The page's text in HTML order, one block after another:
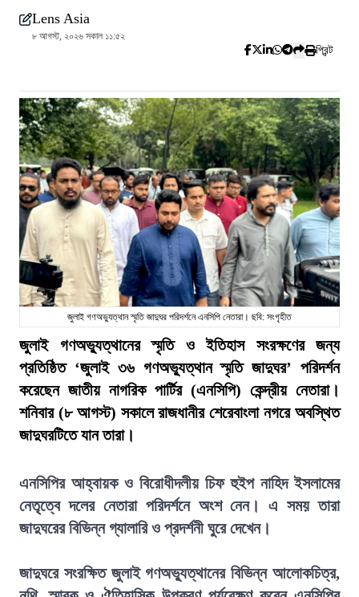
Lens Asia
৮ আগস্ট, ২০২৬ সকাল ১১:৫২
প্রিন্ট
জুলাই গণঅভ্যুত্থান স্মৃতি জাদুঘর পরিদর্শনে এনসিপি নেতারা। ছবি: সংগৃহীত
জুলাই গণঅভ্যুত্থানের স্মৃতি ও ইতিহাস সংরক্ষণের জন্য
প্রতিষ্ঠিত ‘জুলাই ৩৬ গণঅভ্যুত্থান স্মৃতি জাদুঘর’ পরিদর্শন
করেছেন জাতীয় নাগরিক পার্টির (এনসিপি) কেন্দ্রীয় নেতারা।
শনিবার (৮ আগস্ট) সকালে রাজধানীর শেরেবাংলা নগরে অবস্থিত
জাদুঘরটিতে যান তারা।
এনসিপির আহ্বায়ক ও বিরোধীদলীয় চিফ হুইপ নাহিদ ইসলামের
নেতৃত্বে দলের নেতারা পরিদর্শনে অংশ নেন। এ সময় তারা
জাদুঘরের বিভিন্ন গ্যালারি ও প্রদর্শনী ঘুরে দেখেন।
জাদুঘরে সংরক্ষিত জুলাই গণঅভ্যুত্থানের বিভিন্ন আলোকচিত্র,